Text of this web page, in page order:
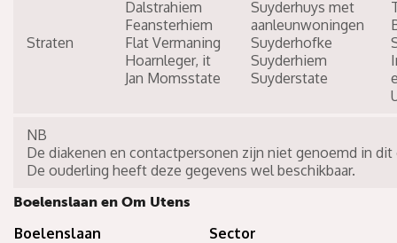
Straten
Dalstrahiem
Feansterhiem
Flat Vermaning
Hoarnleger, it
Jan Momsstate
Suyderhuys met
aanleunwoningen
Suyderhofke
Suyderhiem
Suyderstate
NB
De diakenen en contactpersonen zijn niet genoemd in
De ouderling heeft deze gegevens wel beschikbaar.
Boelenslaan en Om Utens
Boelenslaan
Sector